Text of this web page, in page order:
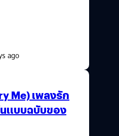
ago
Me) เพลงรัก
นแบบฉบับของ